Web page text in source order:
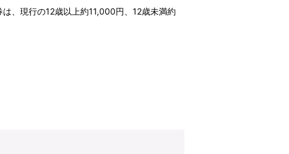
、現行の12歳以上約11,000円、12歳未満約